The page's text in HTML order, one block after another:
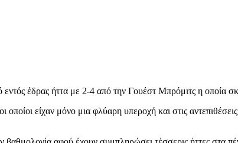
εντός έδρας ήττα με 2-4 από την Γουέστ Μπρόμιτς η οποία
είχαν μόνο μια φλύαρη υπεροχή και στις